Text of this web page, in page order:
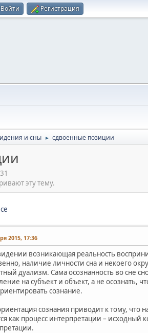
Войти Регистрация
и сны ► сдвоенные позиции
эту тему.
2015, 17:36
возникающая реальность
наличие личности сна и некоего
дуализм. Сама осознанность во сне
на субъект и объект, а не осознать,
сознание.
сознания приводит к тому, что
как процесс интерпретации – исходный